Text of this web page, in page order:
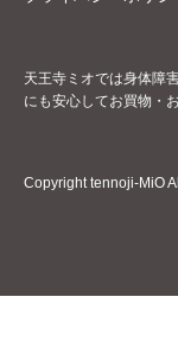
天王寺ミオでは身体障
にも安心してお買物・
Copyright tennoji-MiO